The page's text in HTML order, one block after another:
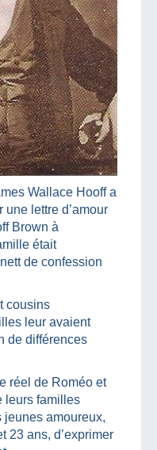
Wallace Hooff a
lettre d’amour
Brown à
était
de confession
cousins
leur avaient
de différences
réel de Roméo et
leurs familles
jeunes amoureux,
23 ans, d’exprimer